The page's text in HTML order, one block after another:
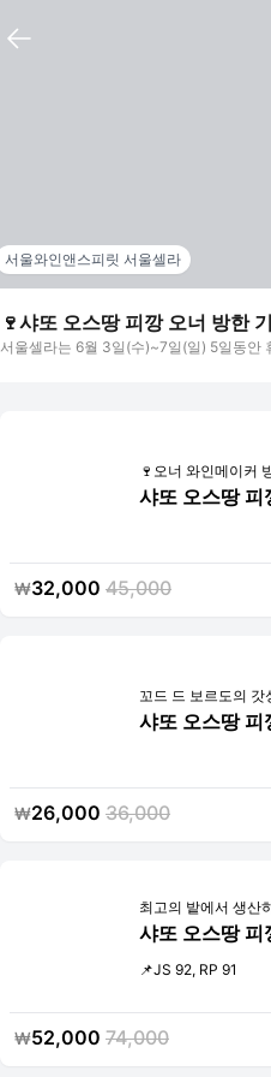
서울와인앤스피릿 서울셀라
🍷샤또 오스땅 피깡 오너 방한
서울셀라는 6월 3일(수)~7일(일) 5일동안
🍷오너 와인메이커
샤또 오스땅 피
₩32,000 45,000
꼬드 드 보르도의 갓
샤또 오스땅 피
₩26,000 36,000
최고의 밭에서 생산
샤또 오스땅 피
📌JS 92, RP 91
₩52,000 74,000